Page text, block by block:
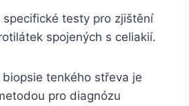
specifické testy pro zjištění
spojených s celiakií.
biopsie tenkého střeva je
pro diagnózu